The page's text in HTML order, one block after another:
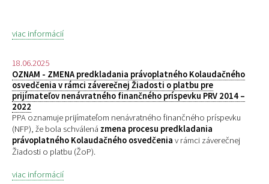
viac informácií
18.06.2025
OZNAM - ZMENA predkladania právoplatného Kolaudačného
osvedčenia v rámci záverečnej Žiadosti o platbu pre
prijímateľov nenávratného finančného príspevku PRV 2014 –
2022
PPA oznamuje prijímateľom nenávratného finančného príspevku
(NFP), že bola schválená zmena procesu predkladania
právoplatného Kolaudačného osvedčenia v rámci záverečnej
Žiadosti o platbu (ŽoP).
viac informácií